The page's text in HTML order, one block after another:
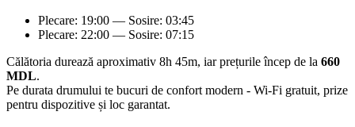
Plecare: 19:00 — Sosire: 03:45
Plecare: 22:00 — Sosire: 07:15
Călătoria durează aproximativ 8h 45m, iar prețurile încep de la 660
MDL.
Pe durata drumului te bucuri de confort modern - Wi-Fi gratuit, prize
pentru dispozitive și loc garantat.